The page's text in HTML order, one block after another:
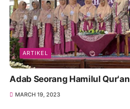
ARTIKEL
Adab Seorang Hamilul Qur'an
MARCH 19, 2023